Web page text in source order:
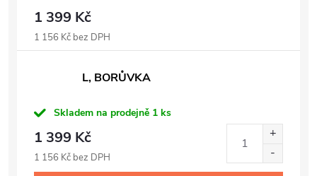
1 399 Kč
1 156 Kč bez DPH
L, BORŮVKA
Skladem na prodejně 1 ks
1 399 Kč
1 156 Kč bez DPH